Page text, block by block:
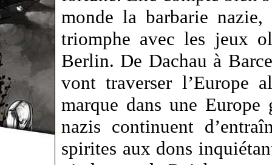
monde la barbarie
triomphe avec les jeux
Berlin. De Dachau à
vont traverser l’Europe
marque dans une Europe
nazis continuent
spirites aux dons